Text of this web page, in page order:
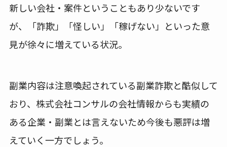
新しい会社・案件ということもあり少ないです
が、「詐欺」「怪しい」「稼げない」といった意
見が徐々に増えている状況。
副業内容は注意喚起されている副業詐欺と酷似して
おり、株式会社コンサルの会社情報からも実績の
ある企業・副業とは言えないため今後も悪評は増
えていく一方でしょう。